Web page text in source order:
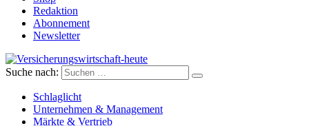
Redaktion
Abonnement
Newsletter
Versicherungswirtschaft-heute
Suche nach:
Schlaglicht
Unternehmen & Management
Märkte & Vertrieb